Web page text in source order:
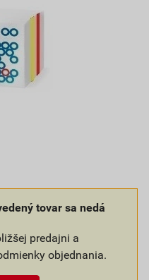
tovar sa nedá
predajni a
objednania.